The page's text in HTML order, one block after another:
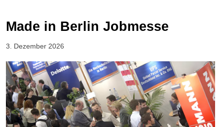
Made in Berlin Jobmesse
3. Dezember 2026